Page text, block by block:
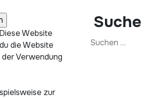
Website
die Website
Verwendung
zur
Suche
Suchen